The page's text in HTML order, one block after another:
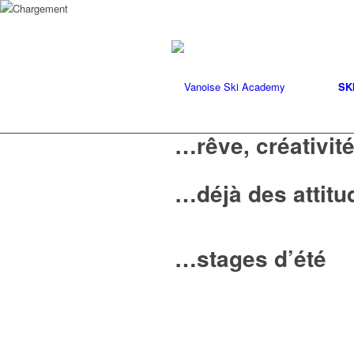
…rêve,
…déjà des
…stages d’été